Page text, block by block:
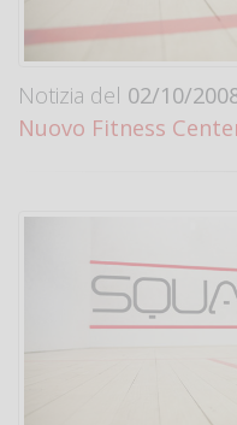
Notizia del 02/10/
Nuovo Fitness